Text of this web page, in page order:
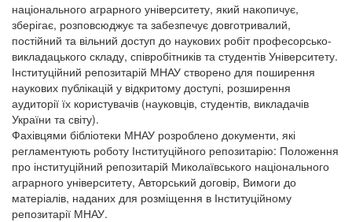
національного аграрного університету, який накопичує,
зберігає, розповсюджує та забезпечує довготривалий,
постійний та вільний доступ до наукових робіт професорсько-
викладацького складу, співробітників та студентів Університету.
Інституційний репозитарій МНАУ створено для поширення
наукових публікацій у відкритому доступі, розширення
аудиторії їх користувачів (науковців, студентів, викладачів
України та світу).
Фахівцями бібліотеки МНАУ розроблено документи, які
регламентують роботу Інституційного репозитарію: Положення
про інституційний репозитарій Миколаївського національного
аграрного університету, Авторський договір, Вимоги до
матеріалів, наданих для розміщення в Інституційному
репозитарії МНАУ.